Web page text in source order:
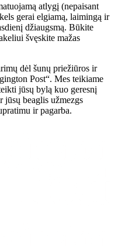
atlygį (nepaisant
gerai elgiamą, laimingą ir
džiaugsmą. Būkite
švęskite mažas
dėl šunų priežiūros ir
Post“. Mes teikiame
jūsų bylą kuo geresnį
jūsų beaglis užmezgs
ir pagarba.